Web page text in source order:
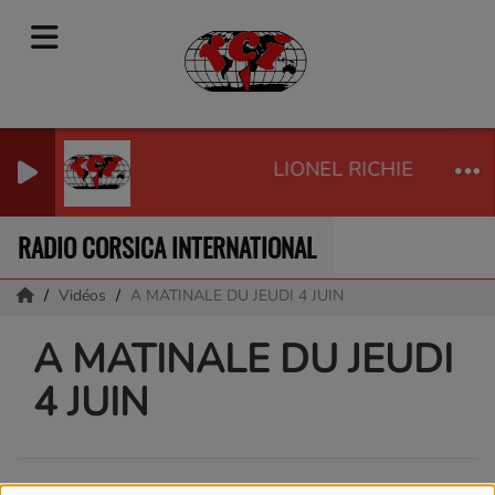
LIONEL RICHIE &
RADIO CORSICA INTERNATIONAL
Vidéos A MATINALE DU JEUDI 4 JUIN
A MATINALE DU JEUDI
4 JUIN